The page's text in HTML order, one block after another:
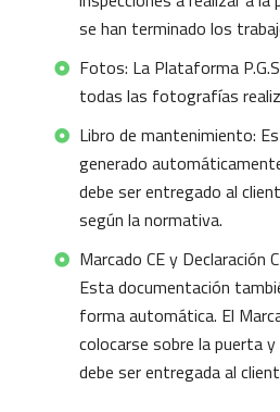
se han terminado los
Fotos: La Plataforma
todas las fotografías
Libro de mantenimiento:
generado
debe ser entregado al
según la normativa.
Marcado CE y Declaración
Esta documentación
forma automática. El
colocarse sobre la puerta y
debe ser entregada al